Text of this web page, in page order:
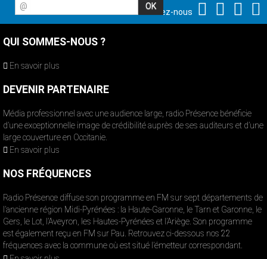
@
Suivez-nous
QUI SOMMES-NOUS ?
En savoir plus
DEVENIR PARTENAIRE
Média professionnel avec une audience large, radio Présence bénéficie
d’une exceptionnelle image de crédibilité auprès de ses auditeurs et d’une
large couverture en Occitanie.
En savoir plus
NOS FRÉQUENCES
Radio Présence diffuse son programme en FM sur sept départements de
l’ancienne région Midi-Pyrénées : la Haute-Garonne, le Tarn et Garonne, le
Gers, le Lot, l’Aveyron, les Hautes-Pyrénées et l’Ariège. Son programme
est également reçu en FM sur Pau. Retrouvez ci-dessous nos 22
fréquences avec la commune où est situé l’émetteur correspondant.